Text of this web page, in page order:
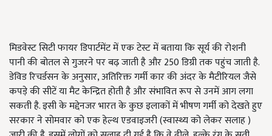
मिडवेस्ट सिटी फायर डिपार्टमेंट में एक टेस्ट में बताया कि सूर्य की रोशनी
पानी की बोतल से गुजरने पर बढ़ जाती है और250डिग्री तक पहुंच जाती है.
डेविड रिचर्डसन के अनुसार,अतिरिक्त गर्मी कार की अंदर के मैटीरियल जैसे
कपड़े की सीटें या मैट केन्द्रित होती है और संभावित रूप से उनमें आग लगा
सकती है. इसी के मद्देनजर भारत के कुछ इलाकों में भीषण गर्मी को देखते हुए
सरकार ने सोमवार को एक हेल्थ एडवाइजरी (स्वास्थ्य को लेकर सलाह )